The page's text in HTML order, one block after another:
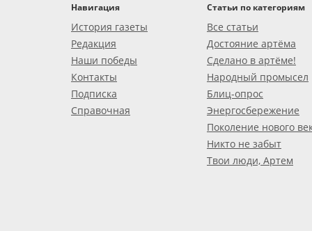
Навигация
История газеты
Редакция
Наши победы
Контакты
Подписка
Справочная
Статьи по категориям
Все статьи
Достояние артёма
Сделано в артёме!
Народный промысел
Блиц-опрос
Энергосбережение
Поколение нового
Никто не забыт
Твои люди, Артем